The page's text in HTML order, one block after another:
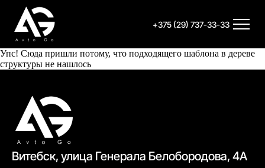
+375 (29) 737-33-33
Упс! Сюда пришли потому, что подходящего шаблона в дереве
структуры не нашлось
Витебск, улица Генерала Белобородова, 4А